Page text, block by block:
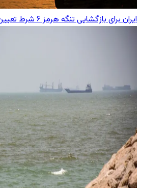
ایران برای بازگشایی تنگه هرمز ۶ شرط تعیین کرد؛ این شروط چیست؟